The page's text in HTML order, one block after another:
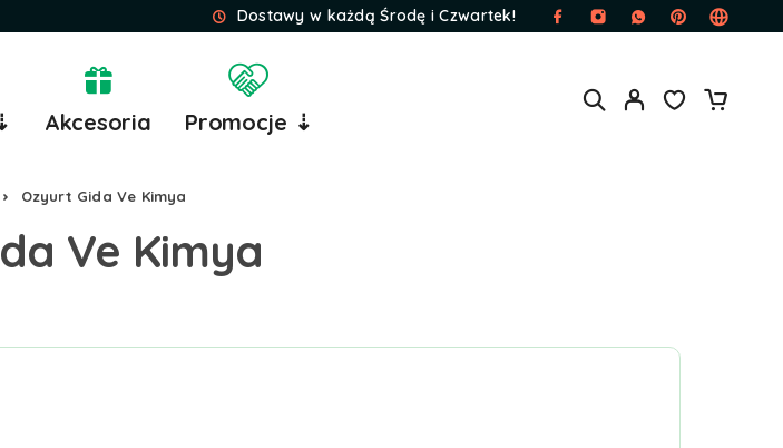
Dostawy w każdą Środę i Czwartek!
Akcesoria Promocje ⇣
Ozyurt Gida Ve Kimya
Ve Kimya